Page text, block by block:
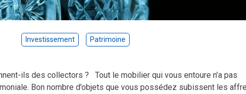
Investissement Patrimoine
ils des collectors ? Tout le mobilier qui vous entoure n’a pas
Bon nombre d’objets que vous possédez subissent les